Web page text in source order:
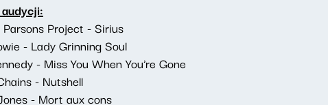
Parsons Project - Sirius
- Lady Grinning Soul
- Miss You When You're Gone
- Nutshell
- Mort aux cons